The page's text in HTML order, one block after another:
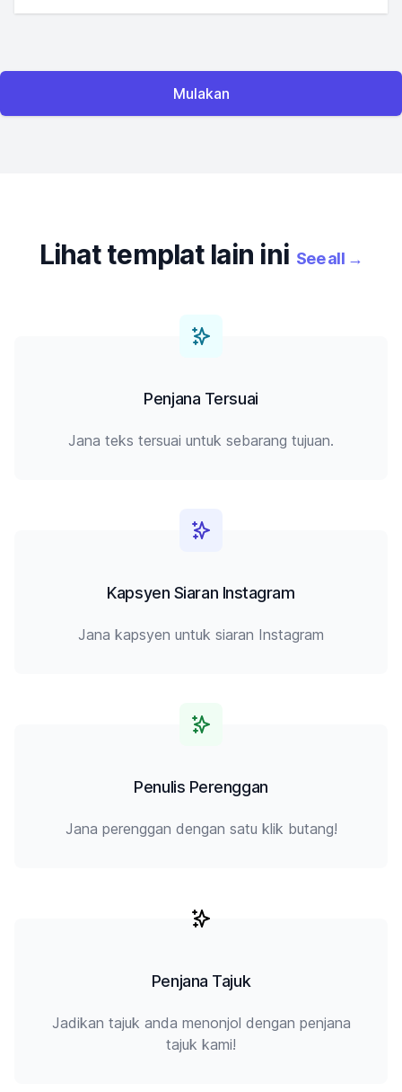
Mulakan
Lihat templat lain ini See all→
Penjana Tersuai
Jana teks tersuai untuk sebarang tujuan.
Kapsyen Siaran Instagram
Jana kapsyen untuk siaran Instagram
Penulis Perenggan
Jana perenggan dengan satu klik butang!
Penjana Tajuk
Jadikan tajuk anda menonjol dengan penjana
tajuk kami!